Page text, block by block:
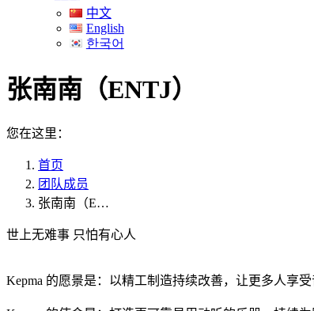
中文
English
한국어
张南南（ENTJ）
您在这里：
首页
团队成员
张南南（E…
世上无难事 只怕有心人
Kepma 的愿景是：以精工制造持续改善，让更多人享受